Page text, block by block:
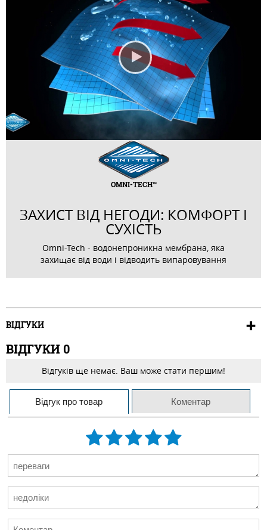
OMNI-TECH™
ЗАХИСТ ВІД НЕГОДИ: КОМФОРТ І
СУХІСТЬ
Omni-Tech - водонепроникна мембрана, яка
захищає від води і відводить випаровування
ВІДГУКИ
ВІДГУКИ 0
Відгуків ще немає. Ваш може стати першим!
Відгук про товар Коментар